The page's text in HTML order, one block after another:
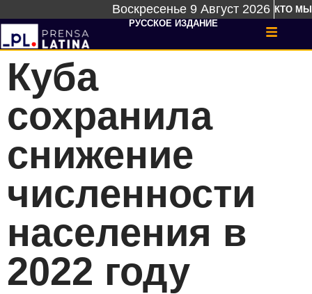
Воскресенье 9 Август 2026 КТО МЫ
РУССКОЕ ИЗДАНИЕ
Куба
сохранила
снижение
численности
населения в
2022 году